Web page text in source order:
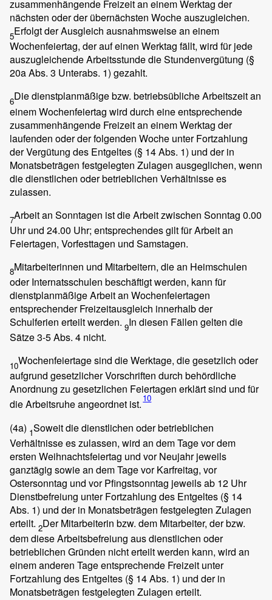
zusammenhängende Freizeit an einem Werktag der
nächsten oder der übernächsten Woche auszugleichen.
5Erfolgt der Ausgleich ausnahmsweise an einem
Wochenfeiertag, der auf einen Werktag fällt, wird für jede
auszugleichende Arbeitsstunde die Stundenvergütung (§
20a Abs. 3 Unterabs. 1) gezahlt.
6Die dienstplanmäßige bzw. betriebsübliche Arbeitszeit an
einem Wochenfeiertag wird durch eine entsprechende
zusammenhängende Freizeit an einem Werktag der
laufenden oder der folgenden Woche unter Fortzahlung
der Vergütung des Entgeltes (§ 14 Abs. 1) und der in
Monatsbeträgen festgelegten Zulagen ausgeglichen, wenn
die dienstlichen oder betrieblichen Verhältnisse es
zulassen.
7Arbeit an Sonntagen ist die Arbeit zwischen Sonntag 0.00
Uhr und 24.00 Uhr; entsprechendes gilt für Arbeit an
Feiertagen, Vorfesttagen und Samstagen.
8Mitarbeiterinnen und Mitarbeitern, die an Heimschulen
oder Internatsschulen beschäftigt werden, kann für
dienstplanmäßige Arbeit an Wochenfeiertagen
entsprechender Freizeitausgleich innerhalb der
Schulferien erteilt werden. 9In diesen Fällen gelten die
Sätze 3-5 Abs. 4 nicht.
10Wochenfeiertage sind die Werktage, die gesetzlich oder
aufgrund gesetzlicher Vorschriften durch behördliche
Anordnung zu gesetzlichen Feiertagen erklärt sind und für
die Arbeitsruhe angeordnet ist. 10
(4a) 1Soweit die dienstlichen oder betrieblichen
Verhältnisse es zulassen, wird an dem Tage vor dem
ersten Weihnachtsfeiertag und vor Neujahr jeweils
ganztägig sowie an dem Tage vor Karfreitag, vor
Ostersonntag und vor Pfingstsonntag jeweils ab 12 Uhr
Dienstbefreiung unter Fortzahlung des Entgeltes (§ 14
Abs. 1) und der in Monatsbeträgen festgelegten Zulagen
erteilt. 2Der Mitarbeiterin bzw. dem Mitarbeiter, der bzw.
dem diese Arbeitsbefreiung aus dienstlichen oder
betrieblichen Gründen nicht erteilt werden kann, wird an
einem anderen Tage entsprechende Freizeit unter
Fortzahlung des Entgeltes (§ 14 Abs. 1) und der in
Monatsbeträgen festgelegten Zulagen erteilt.